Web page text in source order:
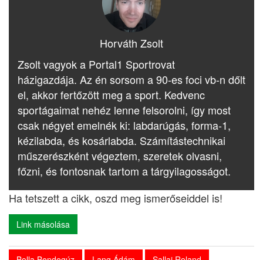
Horváth Zsolt
Zsolt vagyok a Portal1 Sportrovat
házigazdája. Az én sorsom a 90-es foci vb-n dőlt
el, akkor fertőzött meg a sport. Kedvenc
sportágaimat nehéz lenne felsorolni, így most
csak négyet emelnék ki: labdarúgás, forma-1,
kézilabda, és kosárlabda. Számítástechnikai
műszerészként végeztem, szeretek olvasni,
főzni, és fontosnak tartom a tárgyilagosságot.
Ha tetszett a cikk, oszd meg ismerőseiddel is!
Link másolása